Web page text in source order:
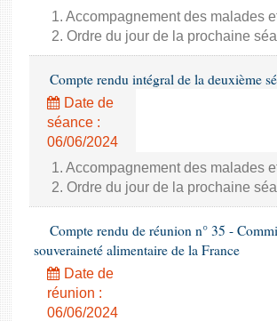
1. Accompagnement des malades
2. Ordre du jour de la prochaine
Compte rendu intégral de la deuxième
Date de
séance :
06/06/2024
1. Accompagnement des malades
2. Ordre du jour de la prochaine
Compte rendu de réunion n° 35 -
souveraineté alimentaire de la France
Date de
réunion :
06/06/2024